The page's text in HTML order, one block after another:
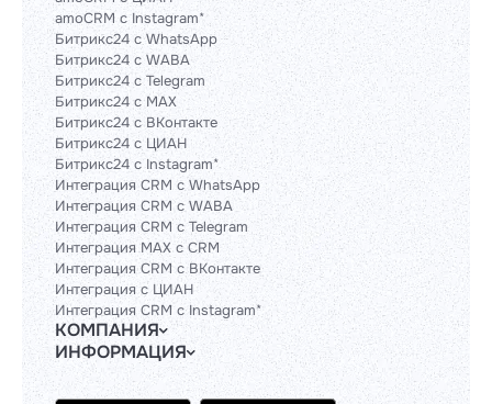
amoCRM с Instagram*
Битрикс24 с WhatsApp
Битрикс24 с WABA
Битрикс24 с Telegram
Битрикс24 с MAX
Битрикс24 с ВКонтакте
Битрикс24 с ЦИАН
Битрикс24 с Instagram*
Интеграция CRM с WhatsApp
Интеграция CRM с WABA
Интеграция CRM с Telegram
Интеграция MAX с CRM
Интеграция CRM с ВКонтакте
Интеграция с ЦИАН
Интеграция CRM с Instagram*
КОМПАНИЯ
Блог
Гайды
Контакты
ИНФОРМАЦИЯ
Официальным партнерам
Техническим партнерам